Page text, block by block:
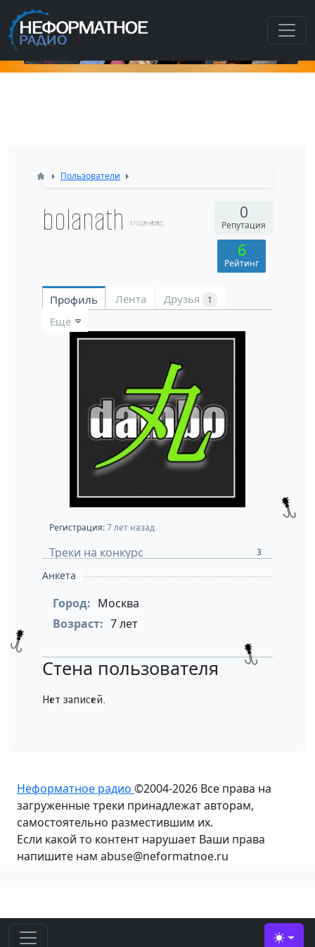
Пользователи
bolanath 4 года назад
0
Репутация
6
Рейтинг
Профиль Лента Друзья 1
Ещё
Регистрация:7 лет назад
Треки на конкурс 3
Анкета
Город: Москва
Возраст: 7 лет
Стена пользователя
Нет записей.
Неформатное радио ©2004-2026 Все права на
загруженные треки принадлежат авторам,
самостоятельно разместившим их.
Если какой то контент нарушает Ваши права
напишите нам abuse@neformatnoe.ru